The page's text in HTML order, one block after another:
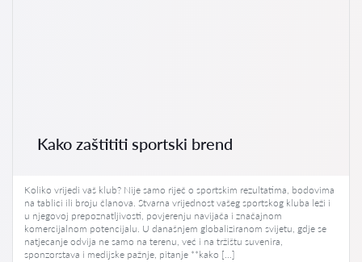
Kako zaštititi sportski brend
Koliko vrijedi vaš klub? Nije samo riječ o sportskim rezultatima, bodovima
na tablici ili broju članova. Stvarna vrijednost vašeg sportskog kluba leži i
u njegovoj prepoznatljivosti, povjerenju navijača i značajnom
komercijalnom potencijalu. U današnjem globaliziranom svijetu, gdje se
natjecanje odvija ne samo na terenu, već i na tržištu suvenira,
sponzorstava i medijske pažnje, pitanje **kako […]